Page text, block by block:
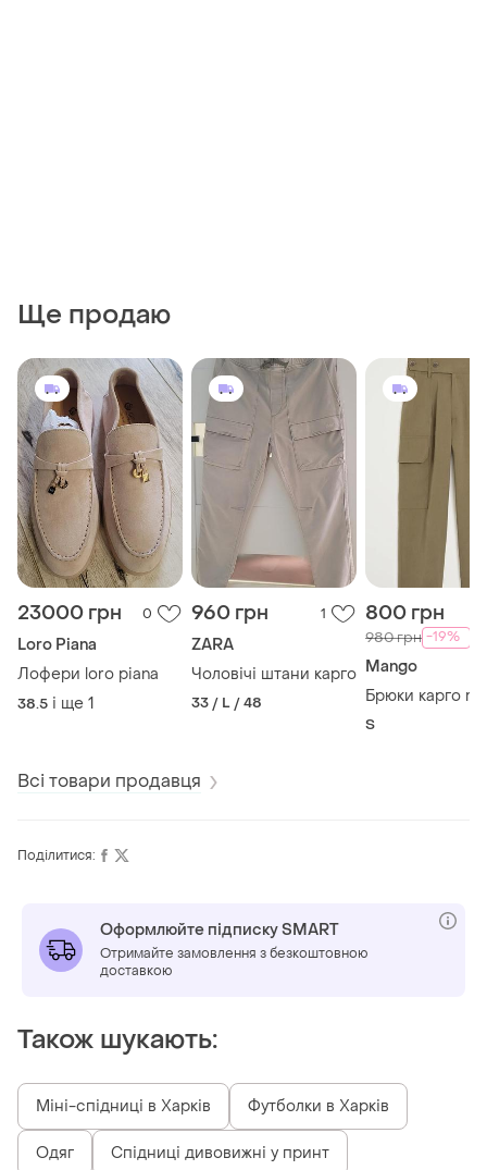
Ще продаю
23000 грн 0
Loro Piana
Лофери loro piana
38.5 і ще 1
960 грн 1
ZARA
Чоловічі штани карго
33 / L / 48
800 грн
980 грн -19%
Mango
Брюки карго
S
Всі товари продавця
Поділитися:
Оформлюйте підписку SMART
Отримайте замовлення з безкоштовною
доставкою
Також шукають:
Міні-спідниці в Харків Футболки в Харків
Одяг Спідниці дивовижні у принт